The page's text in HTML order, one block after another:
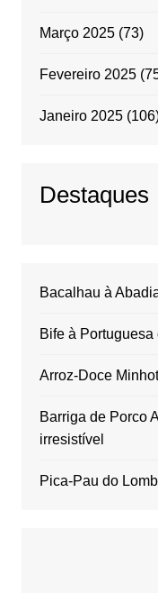
Março 2025(73)
Fevereiro 2025
Janeiro 2025
Destaques
Bacalhau à
Bife à
Arroz-Doce
Barriga de Porco
irresistível
Pica-Pau do